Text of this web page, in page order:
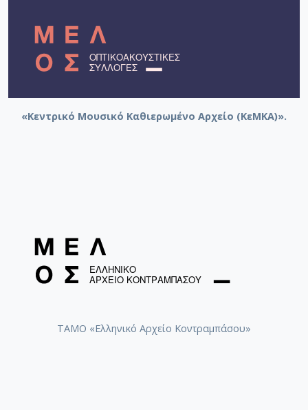
«Κεντρικό Μουσικό Καθιερωμένο Αρχείο (ΚεΜΚΑ)».
ΤΑΜΟ «Ελληνικό Αρχείο Κοντραμπάσου»